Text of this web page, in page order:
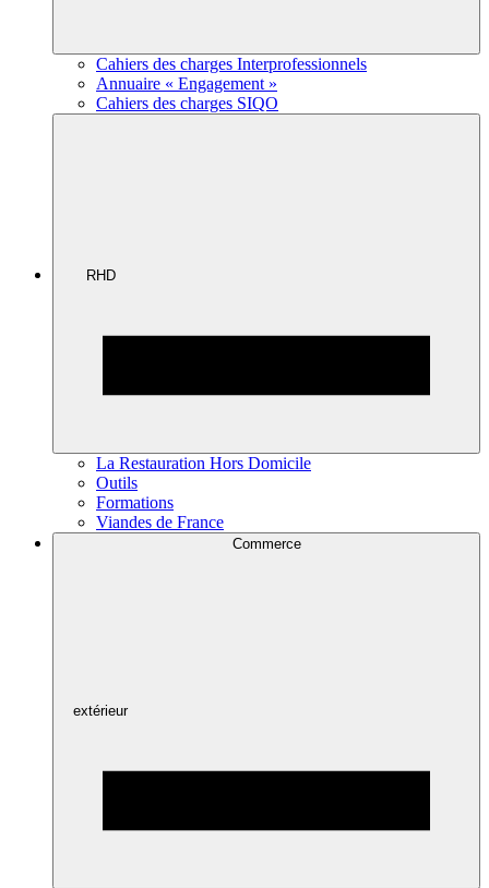
Cahiers des charges Interprofessionnels
Annuaire « Engagement »
Cahiers des charges SIQO
RHD
La Restauration Hors Domicile
Outils
Formations
Viandes de France
Commerce
extérieur